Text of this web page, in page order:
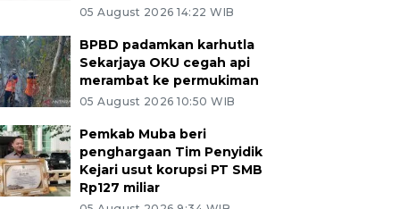
05 August 2026 14:22 WIB
BPBD padamkan karhutla
Sekarjaya OKU cegah api
merambat ke permukiman
05 August 2026 10:50 WIB
Pemkab Muba beri
penghargaan Tim Penyidik
Kejari usut korupsi PT SMB
Rp127 miliar